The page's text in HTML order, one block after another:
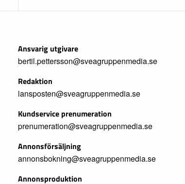
Ansvarig utgivare
bertil.pettersson@sveagruppenmedia.se
Redaktion
lansposten@sveagruppenmedia.se
Kundservice prenumeration
prenumeration@sveagruppenmedia.se
Annonsförsäljning
annonsbokning@sveagruppenmedia.se
Annonsproduktion